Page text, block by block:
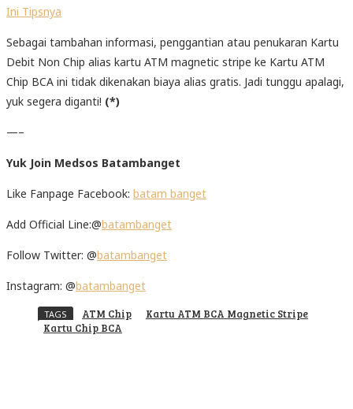
Ini Tipsnya
Sebagai tambahan informasi, penggantian atau penukaran Kartu
Debit Non Chip alias kartu ATM magnetic stripe ke Kartu ATM
Chip BCA ini tidak dikenakan biaya alias gratis. Jadi tunggu apalagi,
yuk segera diganti! (*)
—–
Yuk Join Medsos Batambanget
Like Fanpage Facebook: batam banget
Add Official Line:@batambanget
Follow Twitter: @batambanget
Instagram: @batambanget
TAGS ATM Chip
Kartu ATM BCA Magnetic Stripe
Kartu Chip BCA